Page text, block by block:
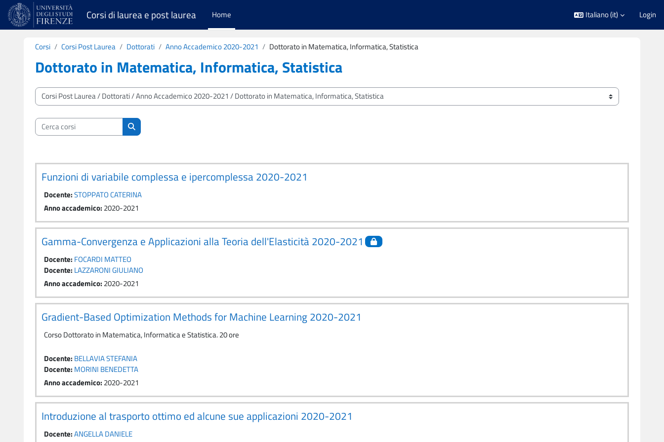
Vai al contenuto principale
Corsi di laurea e post laurea Home Italiano ‎(it)‎ Login
Corsi Corsi Post Laurea Dottorati Anno Accademico 2020-2021 Dottorato in Matematica, Informatica, Statistica
Dottorato in Matematica, Informatica, Statistica
Categorie di corso
Cerca corsi
Cerca corsi
Funzioni di variabile complessa e ipercomplessa 2020-2021
Docente:STOPPATO CATERINA
Anno accademico: 2020-2021
Gamma-Convergenza e Applicazioni alla Teoria dell'Elasticità 2020-2021
Docente: FOCARDI MATTEO
Docente: LAZZARONI GIULIANO
Anno accademico: 2020-2021
Gradient-Based Optimization Methods for Machine Learning 2020-2021
Corso Dottorato in Matematica, Informatica e Statistica. 20 ore
Docente: BELLAVIA STEFANIA
Docente: MORINI BENEDETTA
Anno accademico: 2020-2021
Introduzione al trasporto ottimo ed alcune sue applicazioni 2020-2021
Docente:ANGELLA DANIELE